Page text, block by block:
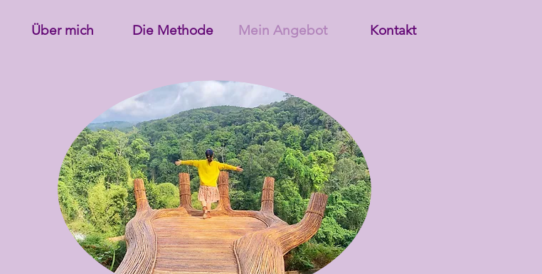
Über mich Die Methode Mein Angebot Kontakt